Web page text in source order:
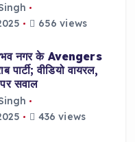
656 views
नगर के Avengers
वीडियो वायरल,
सवाल
436 views